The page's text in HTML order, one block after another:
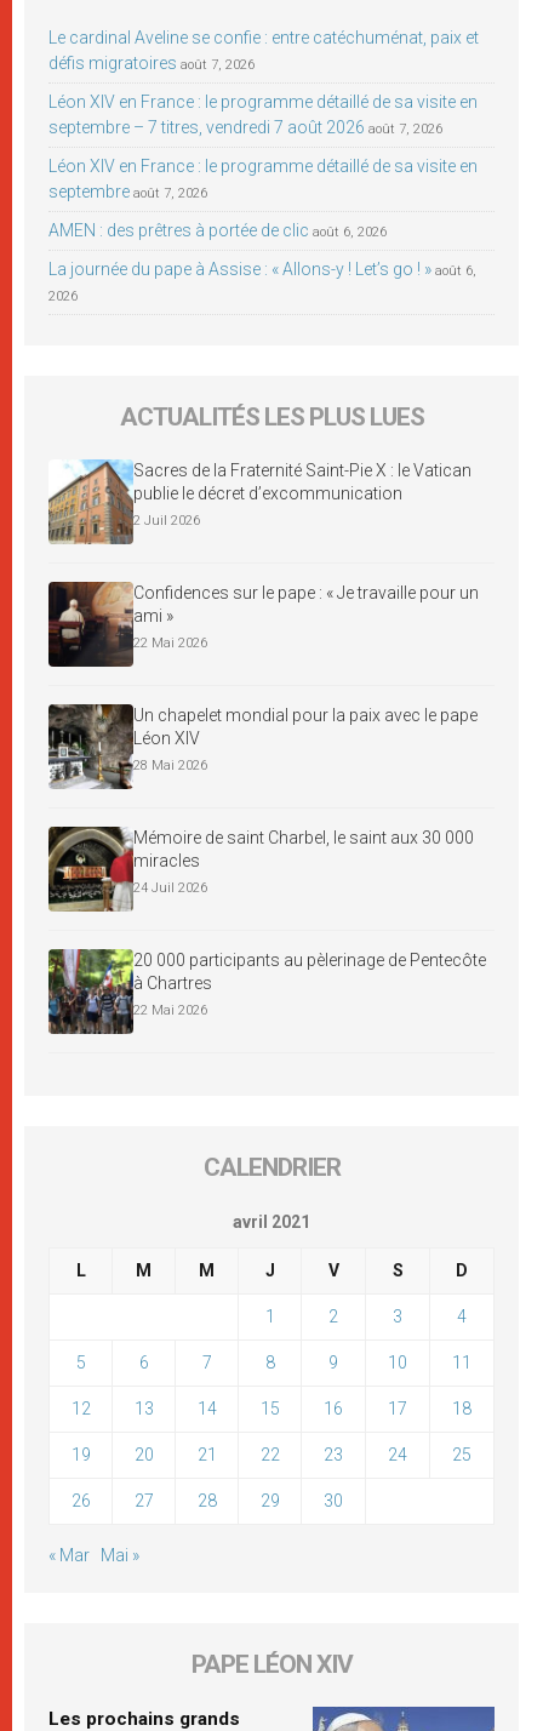
Le cardinal Aveline se confie : entre catéchuménat, paix et
défis migratoires août 7, 2026
Léon XIV en France : le programme détaillé de sa visite en
septembre – 7 titres, vendredi 7 août 2026 août 7, 2026
Léon XIV en France : le programme détaillé de sa visite en
septembre août 7, 2026
AMEN : des prêtres à portée de clic août 6, 2026
La journée du pape à Assise : « Allons-y ! Let’s go ! » août 6,
2026
ACTUALITÉS LES PLUS LUES
Sacres de la Fraternité Saint-Pie X : le Vatican
publie le décret d’excommunication
2 Juil 2026
Confidences sur le pape : « Je travaille pour un
ami »
22 Mai 2026
Un chapelet mondial pour la paix avec le pape
Léon XIV
28 Mai 2026
Mémoire de saint Charbel, le saint aux 30 000
miracles
24 Juil 2026
20 000 participants au pèlerinage de Pentecôte
à Chartres
22 Mai 2026
CALENDRIER
avril 2021
L M M J V S D
1 2 3 4
5 6 7 8 9 10 11
12 13 14 15 16 17 18
19 20 21 22 23 24 25
26 27 28 29 30
« Mar Mai »
PAPE LÉON XIV
Les prochains grands